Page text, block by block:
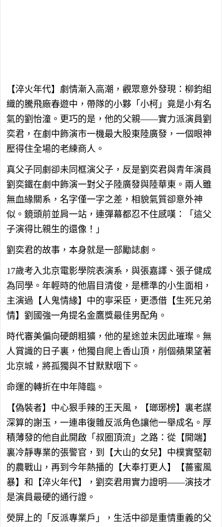
【淬火年代】劇情漸入高潮，觀眾意外發現：柳鈞組
織的騰飛廠春遊中，帶隊的小夥「小柯」竟是小有名
氣的劉怡潼。更巧的是，他的父親——實力派演員劉
奕君，在劇中飾演市一機最大股東陸廣發，一個眼神
壓得住全場的老練商人。
真父子同劇卻未同框演父子，反是劉奕君與青年演員
劉奕鐵在劇中飾演一對父子陸廣發與陸華東。兩人雖
無血緣關系，名字僅一字之差，相貌氣質卻意外神
似。鏡頭前並肩一站，連彈幕都忍不住感嘆：「這父
子演得比親生的還像！」
劉奕君的故事，本身就是一部勵誌劇。
17歲考入北京電影學院表演系，與張嘉譯、張子健成
為同學。年輕時的他眉目清俊，是標準的小生面相，
主演過【人鬼情緣】中的寧采臣，更憑借【生死兄弟
情】劉國強一角提名金鷹獎最佳男配角。
時代審美偏向硬朗粗獷，他的星途並未因此璀璨。無
人賞識的日子裏，他獨自爬上香山頂，削個蘋果望著
北京城，將孤獨與不甘默默咽下。
命運的轉折在中年降臨。
【偽裝者】中心狠手辣的王天風，【瑯琊榜】裏老謀
深算的謝玉，一連串復雜反派角色讓他一舉成名。厚
積薄發的他自此開啟「叔圈頂流」之路：從【開端】
裏冷靜專業的張警官，到【大山的女兒】中樸實堅韌
的農戰山，再到今年熱播的【大奉打更人】【薔蜜風
暴】和【淬火年代】，劉奕君用實力證明——演技才
是演員最硬的通行證。
熒屏上的「反派專業戶」，生活中卻是重情重義的父